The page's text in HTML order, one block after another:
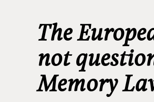
The
not
Memory